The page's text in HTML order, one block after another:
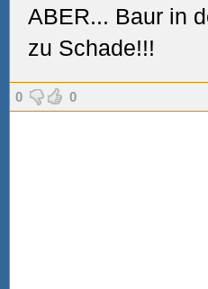
ABER... Baur in
zu Schade!!!
0 0